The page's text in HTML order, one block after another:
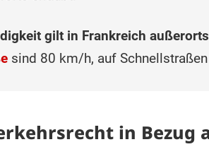
gilt in Frankreich
sind 80 km/h, auf
in Bezug